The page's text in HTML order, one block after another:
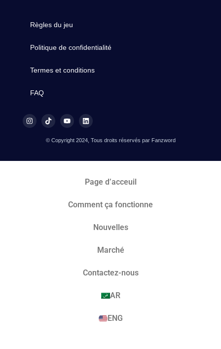
Règles du jeu
Politique de confidentialité
Termes et conditions
FAQ
© Copyright 2024, Tous droits réservés par Fanzword
Page d’acceuil
Comment ça fonctionne
Nouvelles
Marché​
Contactez-nous
AR
ENG